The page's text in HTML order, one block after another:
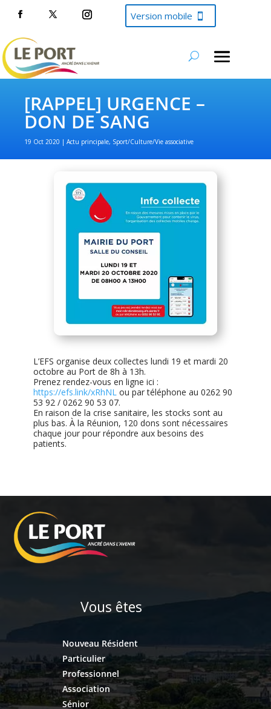
Version mobile
[RAPPEL] URGENCE –
DON DE SANG
19 Oct 2020 Actu principale, Sport/Culture/Vie associative
L’EFS organise deux collectes lundi 19 et mardi 20
octobre au Port de 8h à 13h.
Prenez rendez-vous en ligne ici :
https://efs.link/xRhNL ou par téléphone au 0262 90
53 92 / 0262 90 53 07.
En raison de la crise sanitaire, les stocks sont au
plus bas. À la Réunion, 120 dons sont nécessaires
chaque jour pour répondre aux besoins des
patients.
Vous êtes
Nouveau Résident
Particulier
Professionnel
Association
Sénior